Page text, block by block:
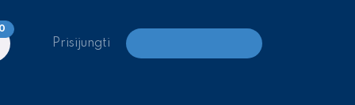
0
Prisijungti